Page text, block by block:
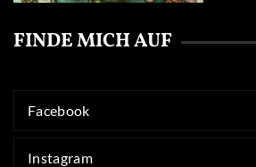
FINDE MICH AUF
Facebook
Instagram